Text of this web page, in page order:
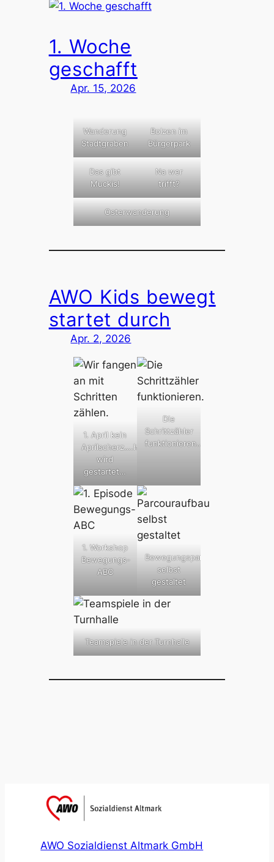
1. Woche
geschafft
Apr. 15, 2026
Wanderung
Stadtgraben
Bolzen im
Bürgerpark
Das gibt
Muckis!
Na wer
trifft?
Osterwanderung
AWO Kids bewegt
startet durch
Apr. 2, 2026
1. April kein
Aprilscherz….heute
wird
gestartet…
Die
Schrittzähler
funktionieren…
1. Workshop
Bewegungs-
ABC
Bewegungsparcours
selbst
gestaltet
Teamspiele in der Turnhalle
AWO Sozialdienst Altmark GmbH